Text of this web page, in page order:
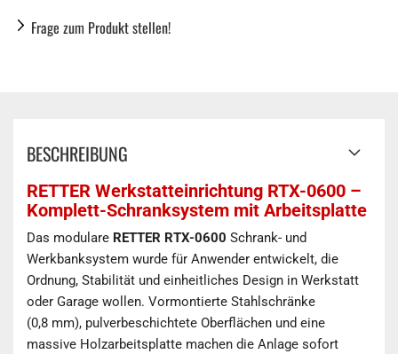
Frage zum Produkt stellen!
BESCHREIBUNG
RETTER Werkstatteinrichtung RTX-0600 –
Komplett-Schranksystem mit Arbeitsplatte
Das modulare RETTER RTX-0600 Schrank- und
Werkbanksystem wurde für Anwender entwickelt, die
Ordnung, Stabilität und einheitliches Design in Werkstatt
oder Garage wollen. Vormontierte Stahlschränke
(0,8 mm), pulverbeschichtete Oberflächen und eine
massive Holzarbeitsplatte machen die Anlage sofort